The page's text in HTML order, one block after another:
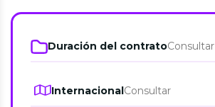
Duración del contratoConsultar
InternacionalConsultar